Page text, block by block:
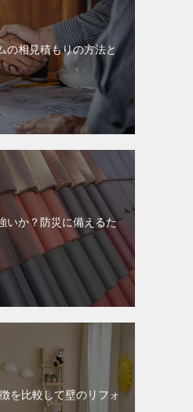
の相見積もりの方法と
いか？防災に備えるた
を比較して壁のリフォ